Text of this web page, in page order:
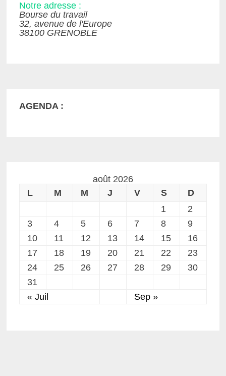
Notre adresse :
Bourse du travail
32, avenue de l'Europe
38100 GRENOBLE
AGENDA :
août 2026
L
M M J V S
D
1
2
3
4 5 6 7 8
9
10
11 12 13 14 15
16
17
18 19 20 21 22
23
24
25 26 27 28 29
30
31
« Juil
Sep »